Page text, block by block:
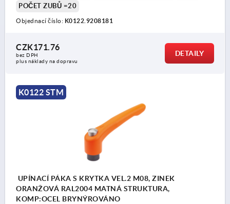
POČET ZUBŮ =20
Objednací číslo: K0122.9208181
CZK171.76
bez DPH
plus náklady na dopravu
DETAILY
K0122 STM
UPÍNACÍ PÁKA S KRYTKA VEL.2 M08, ZINEK
ORANŽOVÁ RAL2004 MATNÁ STRUKTURA,
KOMP:OCEL BRYNÝROVÁNO